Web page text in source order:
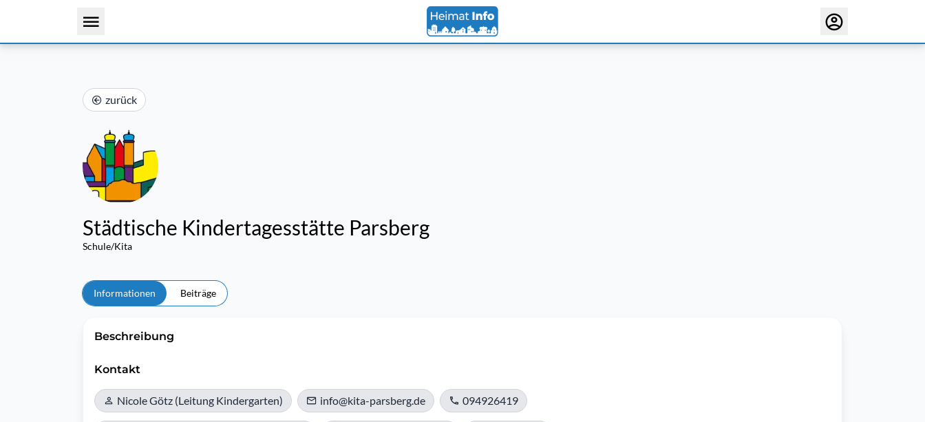
zurück
Städtische Kindertagesstätte Parsberg
Schule/Kita
Informationen Beiträge
Beschreibung
Kontakt
Nicole Götz (Leitung Kindergarten) info@kita-parsberg.de 094926419